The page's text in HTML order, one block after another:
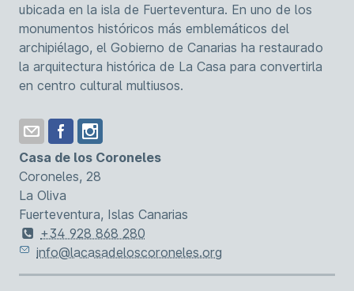
ubicada en la isla de Fuerteventura. En uno de los
monumentos históricos más emblemáticos del
archipiélago, el Gobierno de Canarias ha restaurado
la arquitectura histórica de La Casa para convertirla
en centro cultural multiusos.
Casa de los Coroneles
Coroneles, 28
La Oliva
Fuerteventura, Islas Canarias
+34 928 868 280
info@lacasadeloscoroneles.org